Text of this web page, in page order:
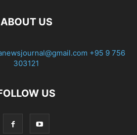
ABOUT US
+95 9 756
303121
US